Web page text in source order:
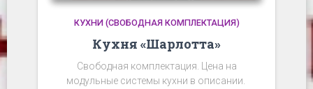
КУХНИ (СВОБОДНАЯ КОМПЛЕКТАЦИЯ)
Кухня «Шарлотта»
Свободная комплектация. Цена на
модульные системы кухни в описании.